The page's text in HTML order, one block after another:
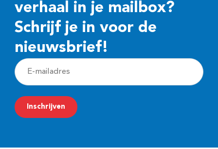
verhaal in je mailbox?
Schrijf je in voor de
nieuwsbrief!
E
-
m
a
Inschrijven